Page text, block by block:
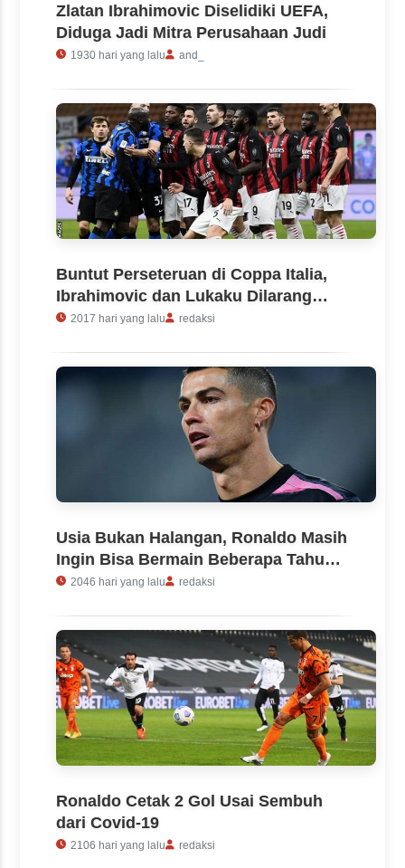
Zlatan Ibrahimovic Diselidiki UEFA,
Diduga Jadi Mitra Perusahaan Judi
1930 hari yang lalu and_
Buntut Perseteruan di Coppa Italia,
Ibrahimovic dan Lukaku Dilarang
Bertanding
2017 hari yang lalu redaksi
Usia Bukan Halangan, Ronaldo Masih
Ingin Bisa Bermain Beberapa Tahun
Lagi2046 hari yang lalu redaksi
Ronaldo Cetak 2 Gol Usai Sembuh
dari Covid-19
2106 hari yang lalu redaksi